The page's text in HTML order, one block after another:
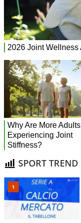
SPORT TREND